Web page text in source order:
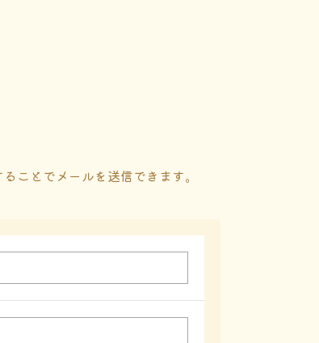
ことでメールを送信できます。